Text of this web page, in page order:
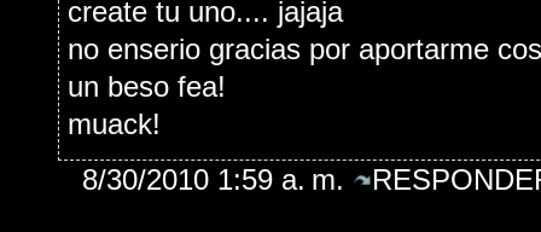
create tu uno.... jajaja
no enserio gracias por aportarme
un beso fea!
muack!
8/30/2010 1:59 a. m.